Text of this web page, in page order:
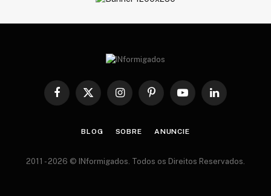
Facebook
X
InstagramPinterestYouTubeLinkedIn
BLOG SOBRE ANUNCIE
2011 - 2026 © INformigados. Todos os Direitos Reservados.